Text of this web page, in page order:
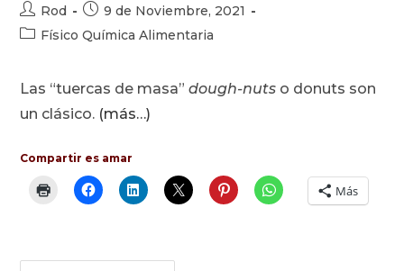
Autor
de
Rod
Publicación
de
la
9 de Noviembre, 2021
Categoría
entrada:
Físico Química Alimentaria
Las “tuercas de masa”dough-nuts o donuts son
un clásico. (más…)
Compartir es amar
Más